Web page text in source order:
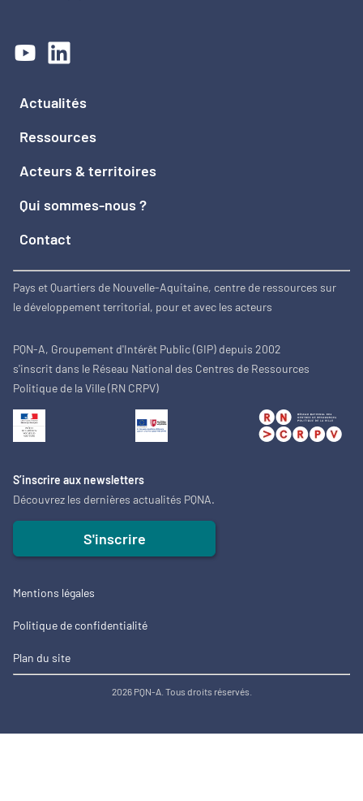
Actualités
Ressources
Acteurs & territoires
Qui sommes-nous ?
Contact
Pays et Quartiers de Nouvelle-Aquitaine, centre de ressources sur
le développement territorial, pour et avec les acteurs
PQN-A, Groupement d'Intérêt Public (GIP) depuis 2002
s'inscrit dans le Réseau National des Centres de Ressources
Politique de la Ville (RN CRPV)
S’inscrire aux newsletters
Découvrez les dernières actualités PQNA.
S'inscrire
Mentions légales
Politique de confidentialité
Plan du site
2026 PQN-A. Tous droits réservés.